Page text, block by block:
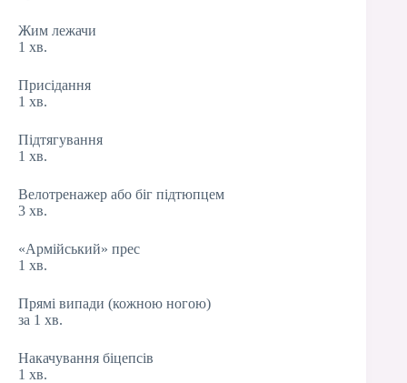
Жим лежачи
1 хв.
Присідання
1 хв.
Підтягування
1 хв.
Велотренажер або біг підтюпцем
3 хв.
«Армійський» прес
1 хв.
Прямі випади (кожною ногою)
за 1 хв.
Накачування біцепсів
1 хв.